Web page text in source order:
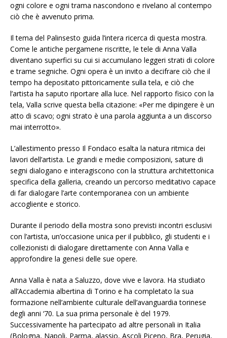
ogni colore e ogni trama nascondono e rivelano al contempo
ciò che è avvenuto prima.
Il tema del Palinsesto guida l’intera ricerca di questa mostra.
Come le antiche pergamene riscritte, le tele di Anna Valla
diventano superfici su cui si accumulano leggeri strati di colore
e trame segniche. Ogni opera è un invito a decifrare ciò che il
tempo ha depositato pittoricamente sulla tela, e ciò che
l’artista ha saputo riportare alla luce. Nel rapporto fisico con la
tela, Valla scrive questa bella citazione: «Per me dipingere è un
atto di scavo; ogni strato è una parola aggiunta a un discorso
mai interrotto».
L’allestimento presso Il Fondaco esalta la natura ritmica dei
lavori dell’artista. Le grandi e medie composizioni, sature di
segni dialogano e interagiscono con la struttura architettonica
specifica della galleria, creando un percorso meditativo capace
di far dialogare l’arte contemporanea con un ambiente
accogliente e storico.
Durante il periodo della mostra sono previsti incontri esclusivi
con l’artista, un’occasione unica per il pubblico, gli studenti e i
collezionisti di dialogare direttamente con Anna Valla e
approfondire la genesi delle sue opere.
Anna Valla è nata a Saluzzo, dove vive e lavora. Ha studiato
all’Accademia albertina di Torino e ha completato la sua
formazione nell’ambiente culturale dell’avanguardia torinese
degli anni ‘70. La sua prima personale è del 1979.
Successivamente ha partecipato ad altre personali in Italia
(Bologna, Napoli, Parma, alassio, Ascoli Piceno, Bra, Perugia,